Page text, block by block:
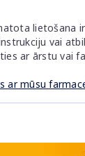
lietošana
vai
ar ārstu vai
ar mūsu